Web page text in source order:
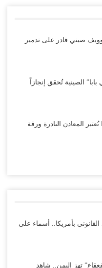
صيني قادر على تدمير
الصينية تُحقق إنجازاً
تُعتبر المعادن النادرة ورقة
بأمريكا.. أسماء علي
تهز اليمن.. شاهد